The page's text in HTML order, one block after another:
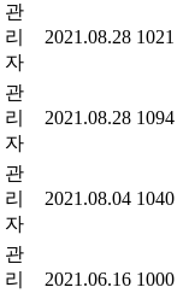
관
리
자
2021.08.28 1021
관
리
자
2021.08.28 1094
관
리
자
2021.08.04 1040
관
리
2021.06.16 1000